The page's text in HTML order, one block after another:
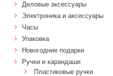
Деловые аксессуары
Электроника и аксессуары
Часы
Упаковка
Новогодние подарки
Ручки и карандаши
Пластиковые ручки